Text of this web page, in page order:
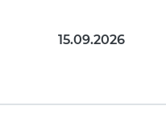
15.09.2026